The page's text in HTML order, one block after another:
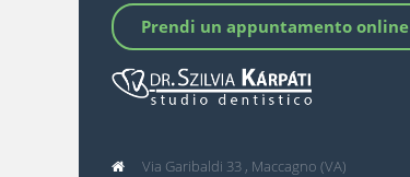
Prendi un appuntamento online
Via Garibaldi 33 , Maccagno (VA)